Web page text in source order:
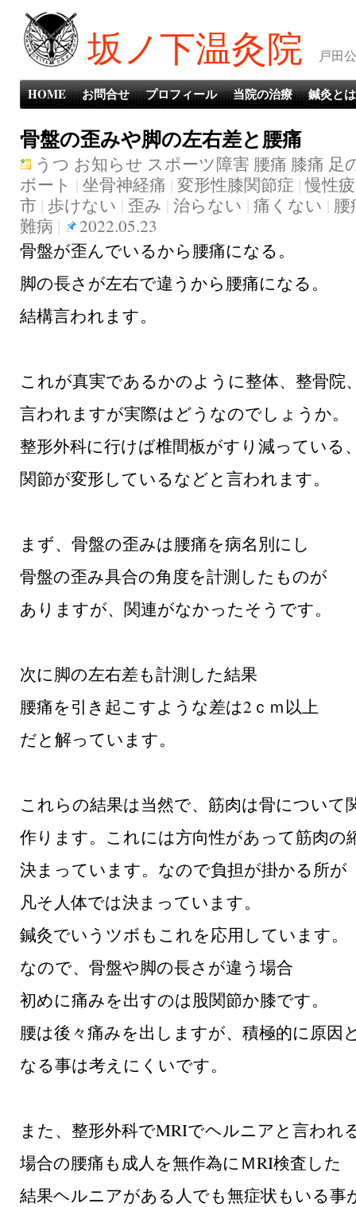
坂ノ下温灸院 戸田
HOME お問合せ プロフィール 当院の治療 鍼灸とは
骨盤の歪みや脚の左右差と腰痛
うつ お知らせ スポーツ障害 腰痛 膝痛 足
ボート | 坐骨神経痛 | 変形性膝関節症 |慢性
市 | 歩けない | 歪み | 治らない | 痛くない | 腰
難病 |
2022.05.23
骨盤が歪んでいるから腰痛になる。
脚の長さが左右で違うから腰痛になる。
結構言われます。
これが真実であるかのように整体、整骨院
言われますが実際はどうなのでしょうか。
整形外科に行けば椎間板がすり減っている
関節が変形しているなどと言われます。
まず、骨盤の歪みは腰痛を病名別にし
骨盤の歪み具合の角度を計測したものが
ありますが、関連がなかったそうです。
次に脚の左右差も計測した結果
腰痛を引き起こすような差は2ｃｍ以上
だと解っています。
これらの結果は当然で、筋肉は骨について
作ります。これには方向性があって筋肉の
決まっています。なので負担が掛かる所が
凡そ人体では決まっています。
鍼灸でいうツボもこれを応用しています。
なので、骨盤や脚の長さが違う場合
初めに痛みを出すのは股関節か膝です。
腰は後々痛みを出しますが、積極的に原因
なる事は考えにくいです。
また、整形外科でMRIでヘルニアと言われ
場合の腰痛も成人を無作為にＭRI検査した
結果ヘルニアがある人でも無症状もいる事